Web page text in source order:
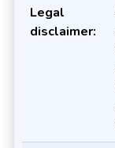
Legal
disclaimer: